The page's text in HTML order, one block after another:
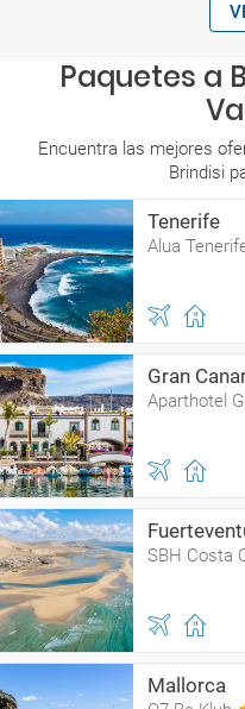
Paquetes a
Encuentra las mejores
Brindisi
Tenerife
Alua
Gran
Aparthotel
SBH Costa
Mallorca